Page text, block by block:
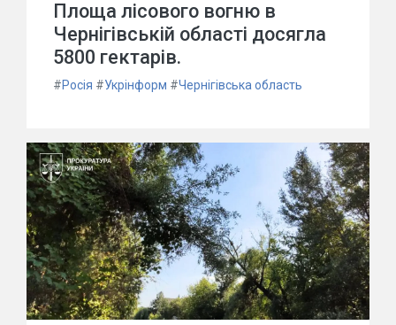
Площа лісового вогню в
Чернігівській області досягла
5800 гектарів.
#Росія #Укрінформ #Чернігівська область